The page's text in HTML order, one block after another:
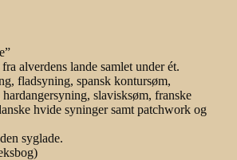
alverdens lande samlet under ét.
fladsyning, spansk kontursøm,
slavisksøm, franske
hvide syninger samt patchwork og
syglade.